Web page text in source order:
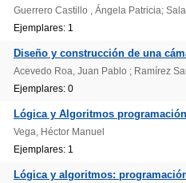
Guerrero Castillo , Ángela Patricia;
Ejemplares: 1
Diseño y construcción de una
Acevedo Roa, Juan Pablo ; Ramírez
Ejemplares: 0
Lógica y Algoritmos
Vega, Héctor Manuel
Ejemplares: 1
Lógica y algoritmos: